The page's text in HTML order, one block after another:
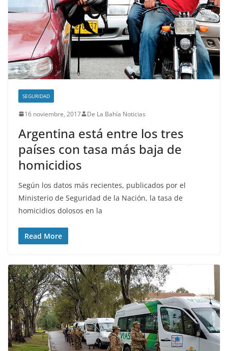
SEGURIDAD
16 noviembre, 2017 De La Bahía Noticias
Argentina está entre los tres
países con tasa más baja de
homicidios
Según los datos más recientes, publicados por el
Ministerio de Seguridad de la Nación, la tasa de
homicidios dolosos en la
Read More